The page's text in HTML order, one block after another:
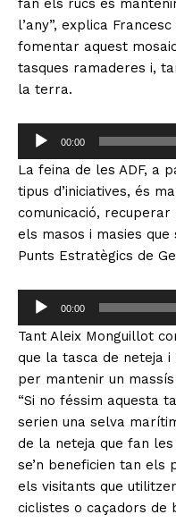
t
o
r
d
'
d
fan els rucs és
l’any”, explica
fomentar aquest
tasques ramaderes i,
la terra.
p
r
o
d
u
o
d
'
00:00
La feina de les ADF, a
tipus d’iniciatives, és
comunicació,
els masos i masies
Punts Estratègics de
p
r
o
d
u
c
t
o
r
00:00
Tant Aleix Monguillot
que la tasca de neteja
per mantenir un
“Si no féssim aquesta
serien una selva
de la neteja que fan les
se’n beneficien tan els
els visitants que
ciclistes o caçadors de